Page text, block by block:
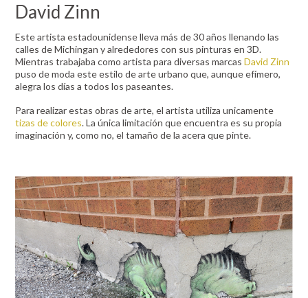
David Zinn
Este artista estadounidense lleva más de 30 años llenando las
calles de Michingan y alrededores con sus pinturas en 3D.
Mientras trabajaba como artista para diversas marcasDavid Zinn
puso de moda este estilo de arte urbano que, aunque efímero,
alegra los días a todos los paseantes.
Para realizar estas obras de arte, el artista utiliza unicamente
tizas de colores. La única limitación que encuentra es su propia
imaginación y, como no, el tamaño de la acera que pinte.